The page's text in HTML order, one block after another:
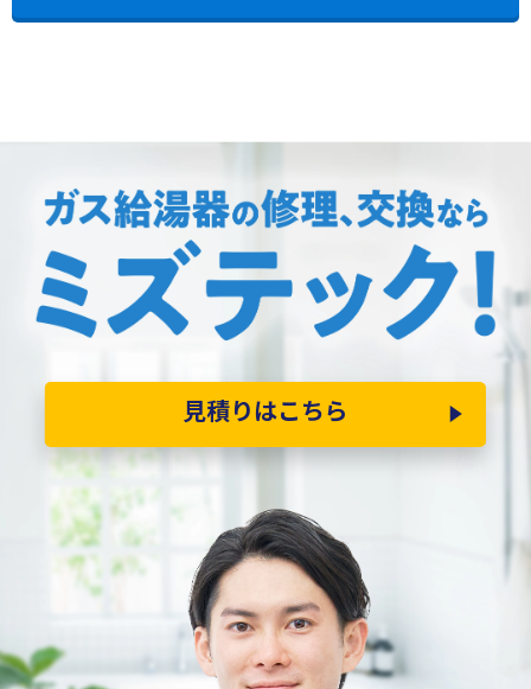
見積りはこちら